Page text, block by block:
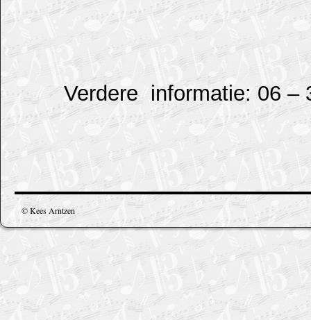
Verdere informatie: 06
© Kees Arntzen